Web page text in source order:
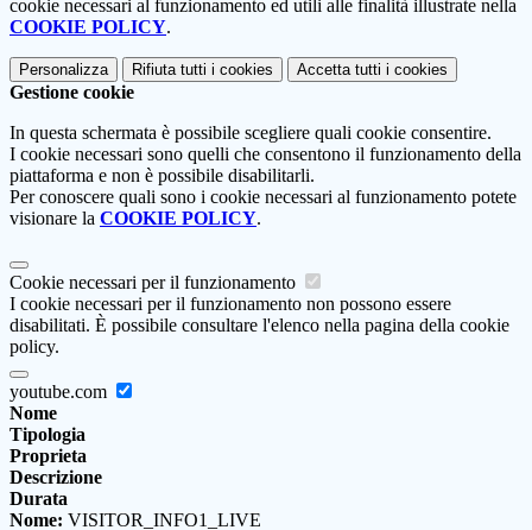
cookie necessari al funzionamento ed utili alle finalità illustrate nella
COOKIE POLICY.
Personalizza Rifiuta tutti i cookies Accetta tutti i cookies
Gestione cookie
In questa schermata è possibile scegliere quali cookie consentire.
I cookie necessari sono quelli che consentono il funzionamento della
piattaforma e non è possibile disabilitarli.
Per conoscere quali sono i cookie necessari al funzionamento potete
visionare la COOKIE POLICY.
Cookie necessari per il funzionamento
I cookie necessari per il funzionamento non possono essere
disabilitati. È possibile consultare l'elenco nella pagina della cookie
policy.
youtube.com
Nome
Tipologia
Proprieta
Descrizione
Durata
Nome: VISITOR_INFO1_LIVE